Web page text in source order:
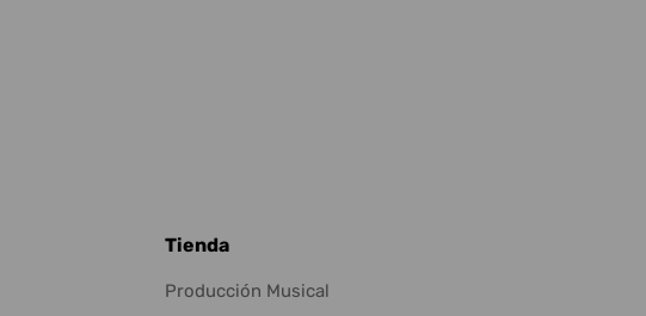
Tienda
Producción Musical